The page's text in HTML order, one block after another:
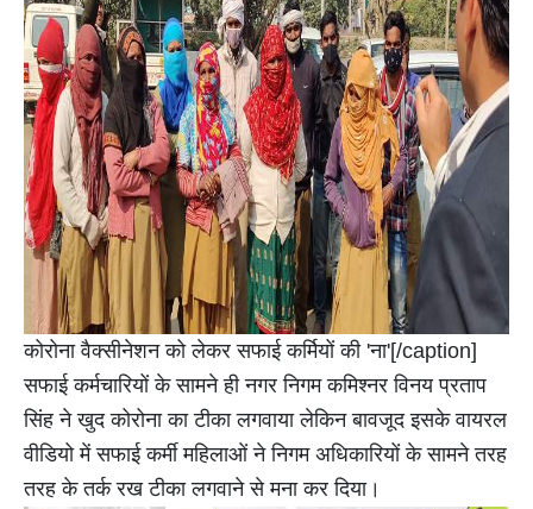
कोरोना वैक्सीनेशन को लेकर सफाई कर्मियों की 'ना'[/caption]
सफाई कर्मचारियों के सामने ही नगर निगम कमिश्नर विनय प्रताप
सिंह ने खुद कोरोना का टीका लगवाया लेकिन बावजूद इसके वायरल
वीडियो में सफाई कर्मी महिलाओं ने निगम अधिकारियों के सामने तरह
तरह के तर्क रख टीका लगवाने से मना कर दिया।